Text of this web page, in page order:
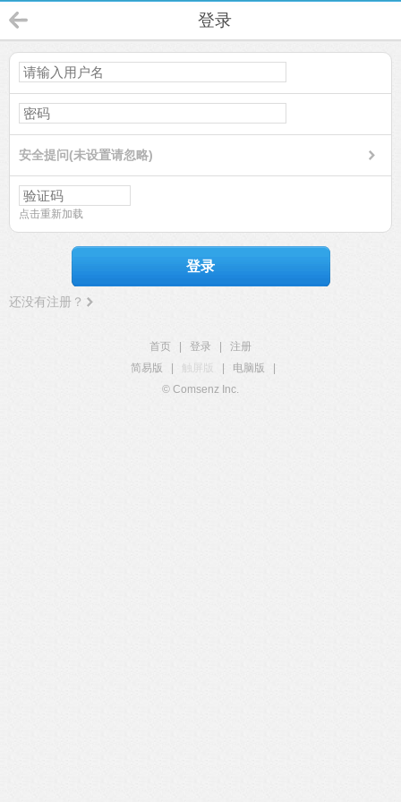
登录
安全提问(未设置请忽略)
点击重新加载
登录
还没有注册？
首页 登录
注册
简易版
触屏版 电脑版
© Comsenz Inc.